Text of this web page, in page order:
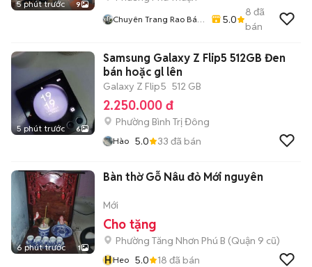
5 phút trước 9
Chuyên Trang Rao Bán
5.0
8 đã
bán
5 phút trước 6
Samsung Galaxy Z Flip5 512GB Đen
bán hoặc gl lên
Galaxy Z Flip5 512 GB
2.250.000 đ
Phường Bình Trị Đông
Hào 5.0 33 đã bán
6 phút trước 1
Bàn thờ Gỗ Nâu đỏ Mới nguyên
Mới
Cho tặng
Phường Tăng Nhơn Phú B (Quận 9 cũ)
HHeo 5.0 18 đã bán